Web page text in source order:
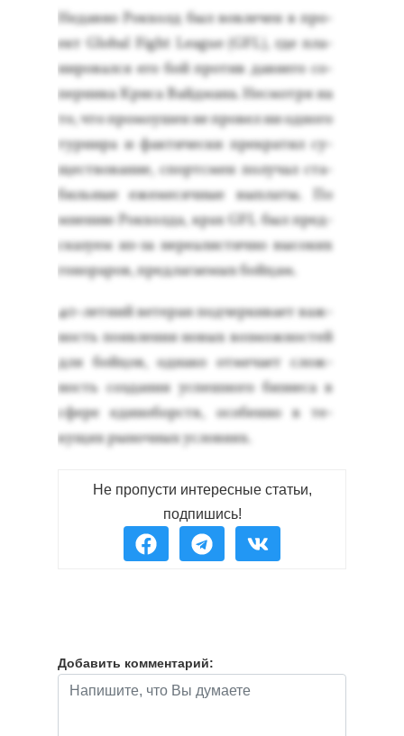
Не­дав­но Рок­холд был вов­ле­чен в про­
ект Global Fight League (GFL), где пла­
ниро­вал­ся его бой про­тив дав­не­го со­
пер­ни­ка Кри­са Вай­дма­на. Нес­мотря на
то, что про­мо­ушен не про­вел ни од­но­го
тур­ни­ра и фак­ти­чес­ки прек­ра­тил су­
щес­тво­вание, спорт­смен по­лучал ста­
биль­ные еже­месяч­ные вып­ла­ты. По
мне­нию Рок­холда, крах GFL был пред­
ска­зу­ем из-за не­ре­алис­тично вы­соких
го­нора­ров, пред­ла­га­емых бой­цам.
40-лет­ний ве­теран под­черки­ва­ет важ­
ность по­яв­ле­ния но­вых воз­можнос­тей
для бой­цов, од­на­ко от­ме­ча­ет слож­
ность соз­да­ния ус­пешно­го биз­не­са в
сфе­ре еди­ноборств, осо­бен­но в те­
кущих ры­ноч­ных ус­ло­ви­ях.
Не пропусти интересные статьи,
подпишись!
Добавить комментарий: